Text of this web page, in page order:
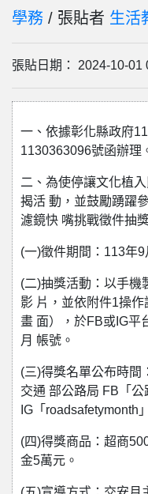
學務 / 張貼者 生活
張貼日期： 2024-10-
一、依據彰化縣政府
1130363096號函辦理
二、為使停讓文化植
揭活 動，並鼓勵踴躍
濾鏡快 嘴挑戰徵件抽
(一)徵件期間：113年
(二)抽獎活動：以手機
影 片，並依附件1操
畫 面），於FB或IG平
月 帳號。
(三)得獎名單公布時間
交通 部公路局 FB「公
IG「roadsafetymonth
(四)得獎商品：超商
金5萬元。